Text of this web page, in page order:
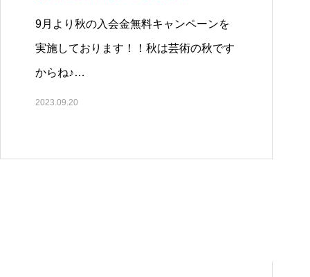
9月より秋の入会金無料キャンペーンを
実施しております！！秋は芸術の秋です
からね♪…
2023.09.20